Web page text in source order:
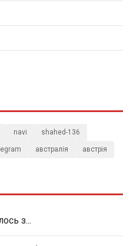
navi shahed-136
австралія австрія
з...